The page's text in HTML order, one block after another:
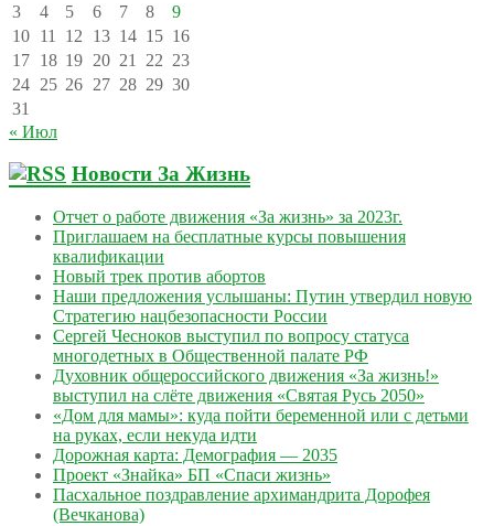
3
4 5 6 7 8
9
10 11 12 13 14 15 16
17 18 19 20 21 22 23
24 25 26 27 28 29 30
31
« Июл
Новости За Жизнь
Отчет о работе движения «За жизнь» за 2023г.
Приглашаем на бесплатные курсы повышения
квалификации
Новый трек против абортов
Наши предложения услышаны: Путин утвердил новую
Стратегию нацбезопасности России
Сергей Чесноков выступил по вопросу статуса
многодетных в Общественной палате РФ
Духовник общероссийского движения «За жизнь!»
выступил на слёте движения «Святая Русь 2050»
«Дом для мамы»: куда пойти беременной или с детьми
на руках, если некуда идти
Дорожная карта: Демография — 2035
Проект «Знайка» БП «Спаси жизнь»
Пасхальное поздравление архимандрита Дорофея
(Вечканова)